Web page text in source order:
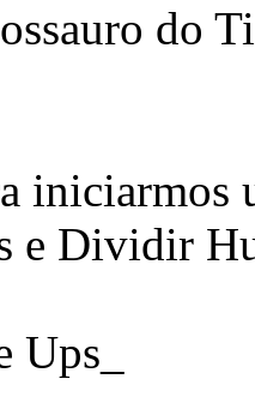
do
iniciarmos
e Dividir
Ups_